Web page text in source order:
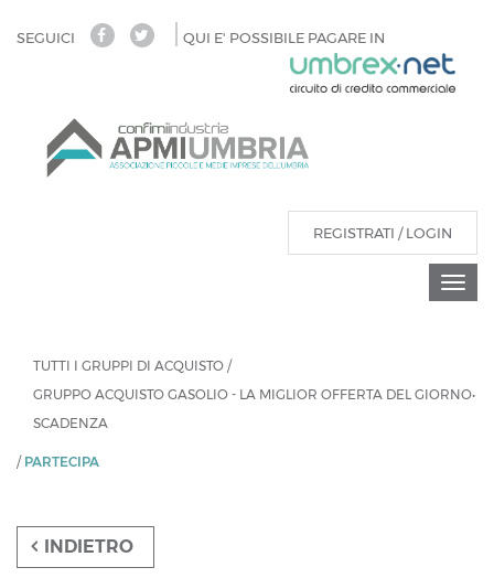
SEGUICI QUI E' POSSIBILE PAGARE IN
REGISTRATI / LOGIN
qui
TUTTI I GRUPPI DI ACQUISTO /
GRUPPO ACQUISTO GASOLIO - LA MIGLIOR OFFERTA DEL GIORNO•
SCADENZA
/PARTECIPA